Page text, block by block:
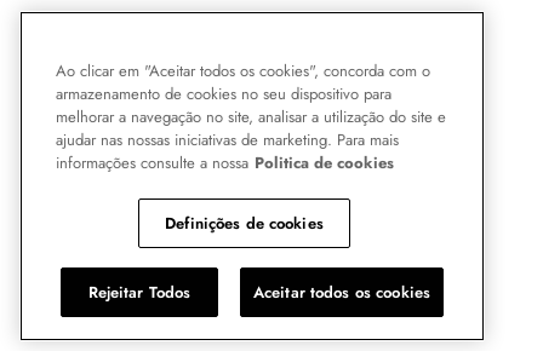
Ao clicar em "Aceitar todos os cookies", concorda com o
armazenamento de cookies no seu dispositivo para
melhorar a navegação no site, analisar a utilização do site e
ajudar nas nossas iniciativas de marketing. Para mais
informações consulte a nossa Politica de cookies
Definições de cookies
Rejeitar Todos Aceitar todos os cookies